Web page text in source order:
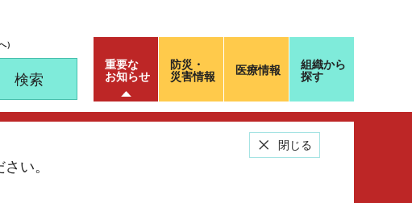
）
重要な
お知らせ
い。
閉じる
防災・
災害情報
医療情報
組織から
探す